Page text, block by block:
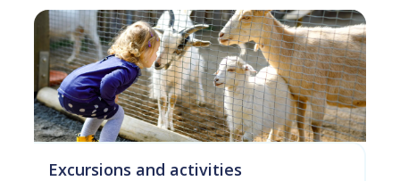
Excursions and activities